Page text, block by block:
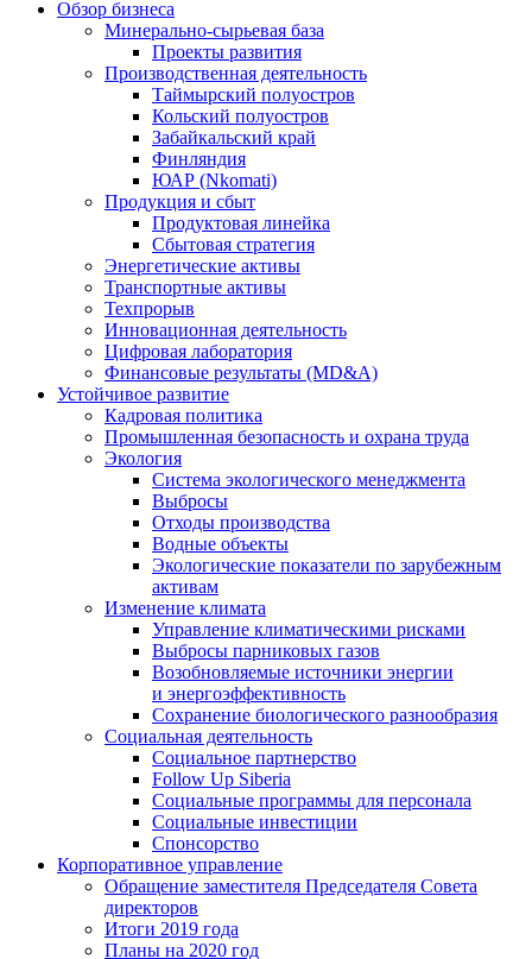
Обзор бизнеса
Минерально-сырьевая база
Проекты развития
Производственная деятельность
Таймырский полуостров
Кольский полуостров
Забайкальский край
Финляндия
ЮАР (Nkomati)
Продукция и сбыт
Продуктовая линейка
Сбытовая стратегия
Энергетические активы
Транспортные активы
Техпрорыв
Инновационная деятельность
Цифровая лаборатория
Финансовые результаты (MD&A)
Устойчивое развитие
Кадровая политика
Промышленная безопасность и охрана труда
Экология
Система экологического менеджмента
Выбросы
Отходы производства
Водные объекты
Экологические показатели по зарубежным
активам
Изменение климата
Управление климатическими рисками
Выбросы парниковых газов
Возобновляемые источники энергии
и энергоэффективность
Сохранение биологического разнообразия
Социальная деятельность
Социальное партнерство
Follow Up Siberia
Социальные программы для персонала
Социальные инвестиции
Спонсорство
Корпоративное управление
Обращение заместителя Председателя Совета
директоров
Итоги 2019 года
Планы на 2020 год